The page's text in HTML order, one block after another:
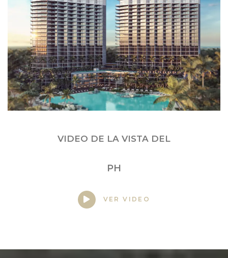
VIDEO DE LA VISTA DEL
PH
VER VIDEO